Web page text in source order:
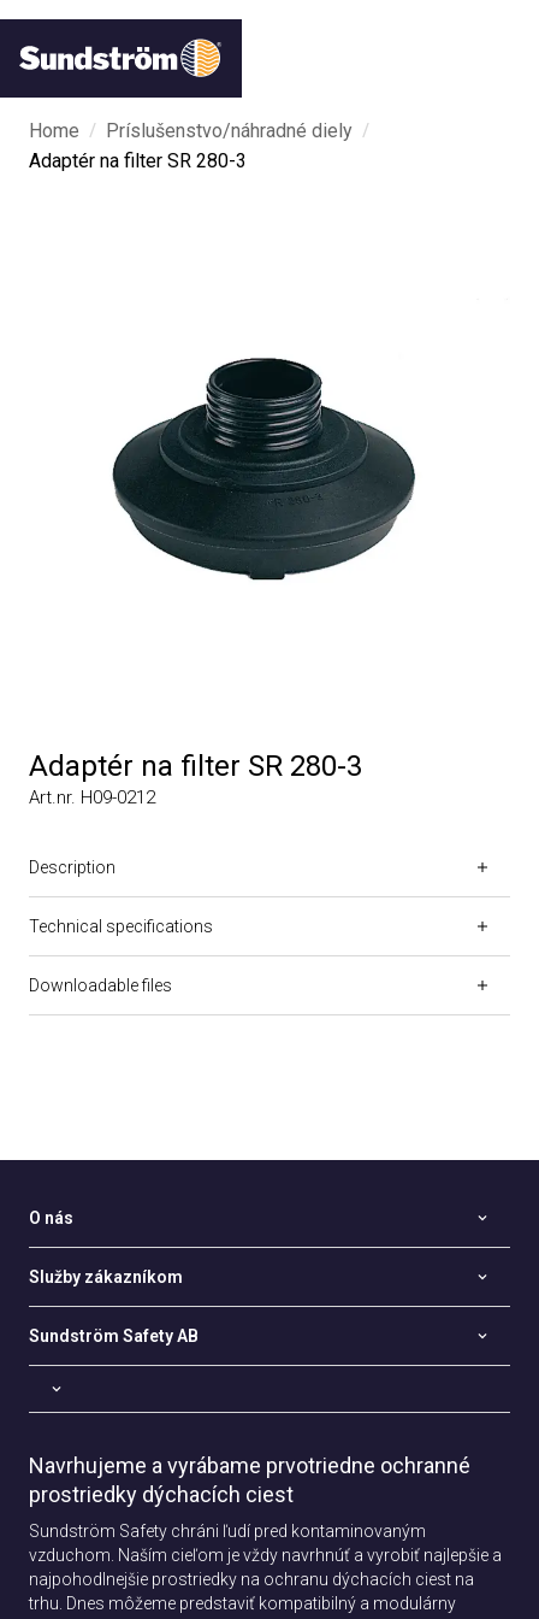
Home / Príslušenstvo/náhradné diely /
Adaptér na filter SR 280-3
Adaptér na filter SR 280-3
Art.nr. H09-0212
Description
Technical specifications
Downloadable files
O nás
Služby zákazníkom
Sundström Safety AB
Navrhujeme a vyrábame prvotriedne ochranné
prostriedky dýchacích ciest
Sundström Safety chráni ľudí pred kontaminovaným
vzduchom. Naším cieľom je vždy navrhnúť a vyrobiť najlepšie a
najpohodlnejšie prostriedky na ochranu dýchacích ciest na
trhu. Dnes môžeme predstaviť kompatibilný a modulárny